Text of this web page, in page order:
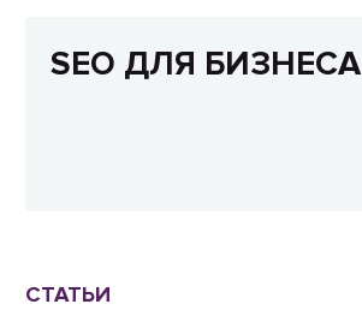
SEO ДЛЯ БИЗНЕСА
СТАТЬИ